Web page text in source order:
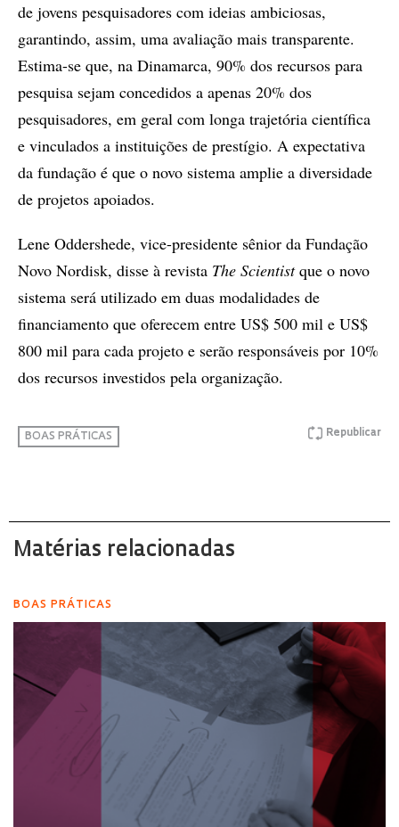
de jovens pesquisadores com ideias ambiciosas,
garantindo, assim, uma avaliação mais transparente.
Estima-se que, na Dinamarca, 90% dos recursos para
pesquisa sejam concedidos a apenas 20% dos
pesquisadores, em geral com longa trajetória científica
e vinculados a instituições de prestígio. A expectativa
da fundação é que o novo sistema amplie a diversidade
de projetos apoiados.
Lene Oddershede, vice-presidente sênior da Fundação
Novo Nordisk, disse à revista The Scientistque o novo
sistema será utilizado em duas modalidades de
financiamento que oferecem entre US$ 500 mil e US$
800 mil para cada projeto e serão responsáveis por 10%
dos recursos investidos pela organização.
Republicar
BOAS PRÁTICAS